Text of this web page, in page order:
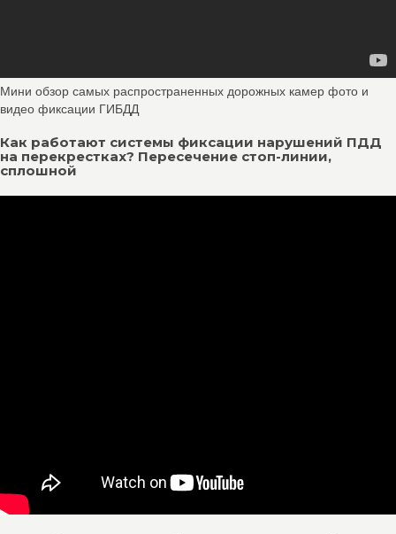
Мини обзор самых распространенных дорожных камер фото и
видео фиксации ГИБДД
Как работают системы фиксации нарушений ПДД
на перекрестках? Пересечение стоп-линии,
сплошной